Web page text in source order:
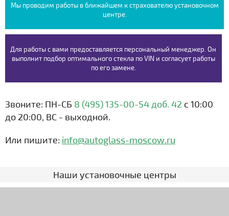
Мы проводим работы в ближайшем к страхователю установочном
центре.
Для работы с вами предоставляется персональный менеджер. Он
выполнит подбор оптимального стекла по VIN и согласует работы
по его замене.
Звоните: ПН-СБ 8 (495) 135-00-54 доб. 42 с 10:00
до 20:00, ВС - выходной.
Или пишите: info@autoglass-moscow.ru
Наши установочные центры